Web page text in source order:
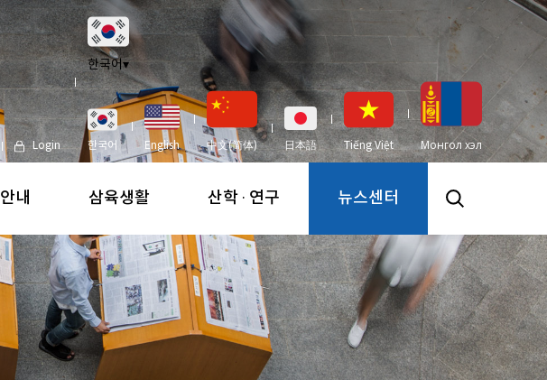
Login
한국어▾
한국어 English 中文(简体) 日本語 Tiếng Việt Монгол хэл
내 삼육생활 산학 · 연구 뉴스센터